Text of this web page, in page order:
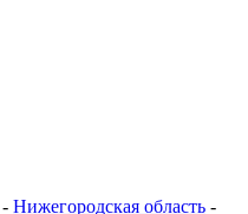
- Нижегородская область -